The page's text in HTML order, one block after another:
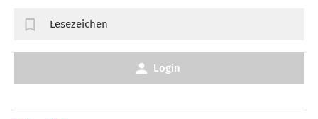
Lesezeichen
Login